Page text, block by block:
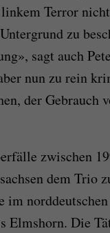
Terror
zu
sagt auch
nun zu rein
der Gebrauch
zwischen
dem Trio
im
Elmshorn. Die